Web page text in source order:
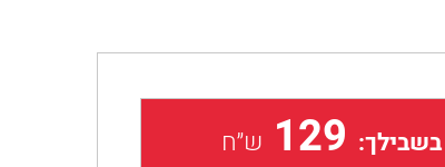
129 ש״ח